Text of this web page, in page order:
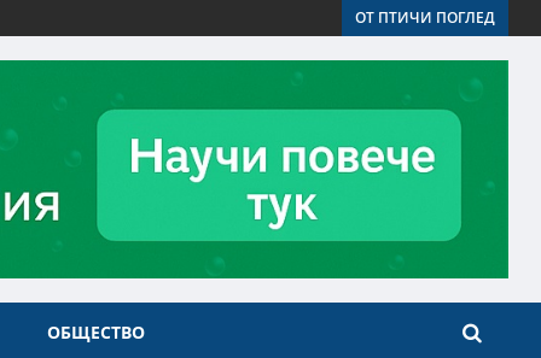
ОТ ПТИЧИ ПОГЛЕД
ОБЩЕСТВО